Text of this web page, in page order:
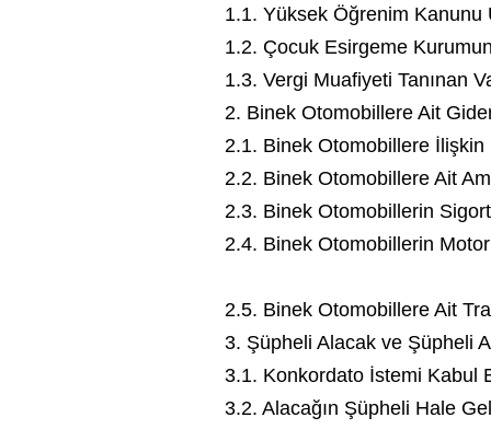
1.1. Yüksek Öğrenim Kanunu
1.2. Çocuk Esirgeme
1.3. Vergi Muafiyeti Tanınan
2. Binek Otomobillere Ait
2.1. Binek Otomobillere İlişkin
2.2. Binek Otomobillere Ait
2.3. Binek Otomobillerin
2.4. Binek Otomobillerin
2.5. Binek Otomobillere Ait
3. Şüpheli Alacak ve Şüpheli
3.1. Konkordato İstemi Kabul
3.2. Alacağın Şüpheli Hale